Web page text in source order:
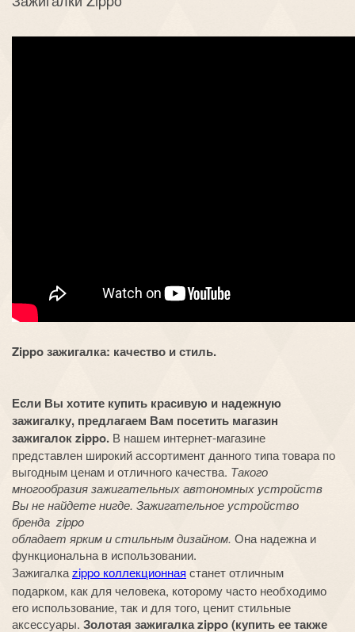
Zippo зажигалка: качество и стиль.
Если Вы хотите купить красивую и надежную
зажигалку, предлагаем Вам посетить магазин
зажигалок zippo. В нашем интернет-магазине
представлен широкий ассортимент данного типа товара по
выгодным ценам и отличного качества. Такого
многообразия зажигательных автономных устройств
Вы не найдете нигде. Зажигательное устройство
бренда zippo
обладает ярким и стильным дизайном. Она надежна и
функциональна в использовании.
Зажигалкаzippo коллекционная станет отличным
подарком, как для человека, которому часто необходимо
его использование, так и для того, ценит стильные
аксессуары. Золотая зажигалка zippo (купить ее также